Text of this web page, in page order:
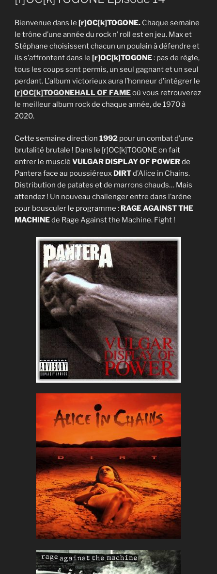
Bienvenue dans le [r]OC[k]TOGONE. Chaque semaine
le trône d’une année du rock n’ roll est en jeu. Max et
Stéphane choisissent chacun un poulain à défendre et
ils s’affrontent dans le [r]OC[k]TOGONE: pas de règle,
tous les coups sont permis, un seul gagnant et un seul
perdant. L’album victorieux aura l’honneur d’intégrer le
[r]OC[k]TOGONEHALL OF FAMEoù vous retrouverez
le meilleur album rock de chaque année, de 1970 à
2020.
Cette semaine direction 1992 pour un combat d’une
brutalité brutale ! Dans le [r]OC[k]TOGONE on fait
entrer le musclé VULGAR DISPLAY OF POWERde
Pantera face au poussiéreux DIRTd’Alice in Chains.
Distribution de patates et de marrons chauds… Mais
attendez ! Un nouveau challenger entre dans l’arène
pour bousculer le programme : RAGE AGAINST THE
MACHINEde Rage Against the Machine. Fight !